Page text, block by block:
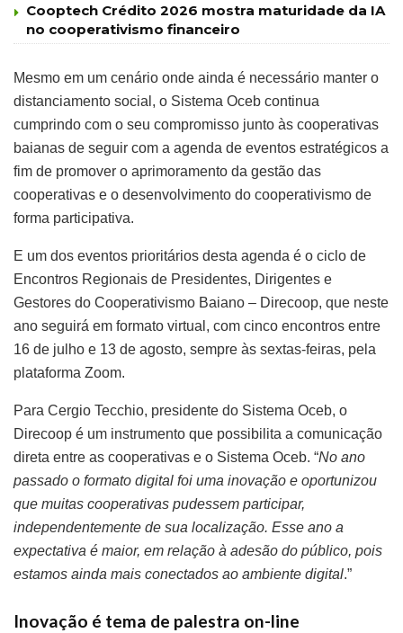
Cooptech Crédito 2026 mostra maturidade da IA
no cooperativismo financeiro
Mesmo em um cenário onde ainda é necessário manter o
distanciamento social, o Sistema Oceb continua
cumprindo com o seu compromisso junto às cooperativas
baianas de seguir com a agenda de eventos estratégicos a
fim de promover o aprimoramento da gestão das
cooperativas e o desenvolvimento do cooperativismo de
forma participativa.
E um dos eventos prioritários desta agenda é o ciclo de
Encontros Regionais de Presidentes, Dirigentes e
Gestores do Cooperativismo Baiano – Direcoop, que neste
ano seguirá em formato virtual, com cinco encontros entre
16 de julho e 13 de agosto, sempre às sextas-feiras, pela
plataforma Zoom.
Para Cergio Tecchio, presidente do Sistema Oceb, o
Direcoop é um instrumento que possibilita a comunicação
direta entre as cooperativas e o Sistema Oceb. “No ano
passado o formato digital foi uma inovação e oportunizou
que muitas cooperativas pudessem participar,
independentemente de sua localização. Esse ano a
expectativa é maior, em relação à adesão do público, pois
estamos ainda mais conectados ao ambiente digital.”
Inovação é tema de palestra on-line